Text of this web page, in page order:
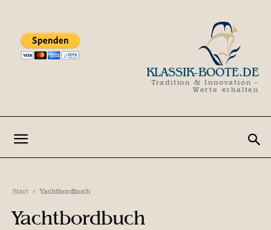
KLASSIK-BOOTE.DE
Tradition & Innovation -
Werte erhalten
Start Yachtbordbuch
Yachtbordbuch